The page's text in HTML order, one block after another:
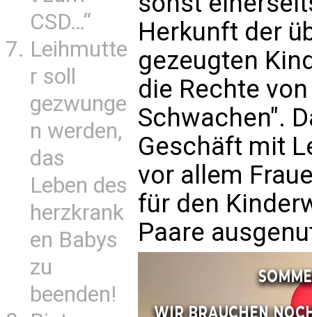
CSD…“
Leihmutte
r soll
gezwunge
n werden,
das
Leben des
herzkrank
en Babys
zu
beenden!
Herkunft der
gezeugten
die Rechte
Schwachen".
Geschäft mit
vor allem
für den
Paare